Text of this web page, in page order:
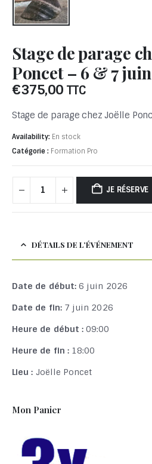
Stage de parage
Poncet – 6 & 7 juin
€375,00 TTC
Stage de parage chez Joëlle
Availability: En stock
Catégorie : Formation Pro
JE RÉSERVE
DÉTAILS DE L’ÉVÉNEMENT
Date de début:6 juin 2026
Date de fin: 7 juin 2026
Heure de début :09:00
Heure de fin : 18:00
Lieu : Joëlle Poncet
Mon Panier